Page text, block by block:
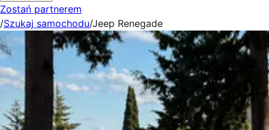
Zostań partnerem
/Szukaj samochodu/Jeep Renegade